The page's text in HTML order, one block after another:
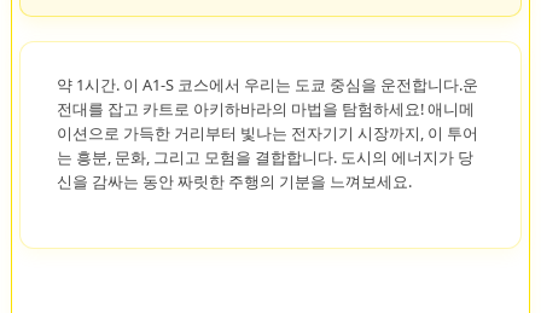
약 1시간. 이 A1-S 코스에서 우리는 도쿄 중심을 운전합니다.운
전대를 잡고 카트로 아키하바라의 마법을 탐험하세요! 애니메
이션으로 가득한 거리부터 빛나는 전자기기 시장까지, 이 투어
는 흥분, 문화, 그리고 모험을 결합합니다. 도시의 에너지가 당
신을 감싸는 동안 짜릿한 주행의 기분을 느껴보세요.